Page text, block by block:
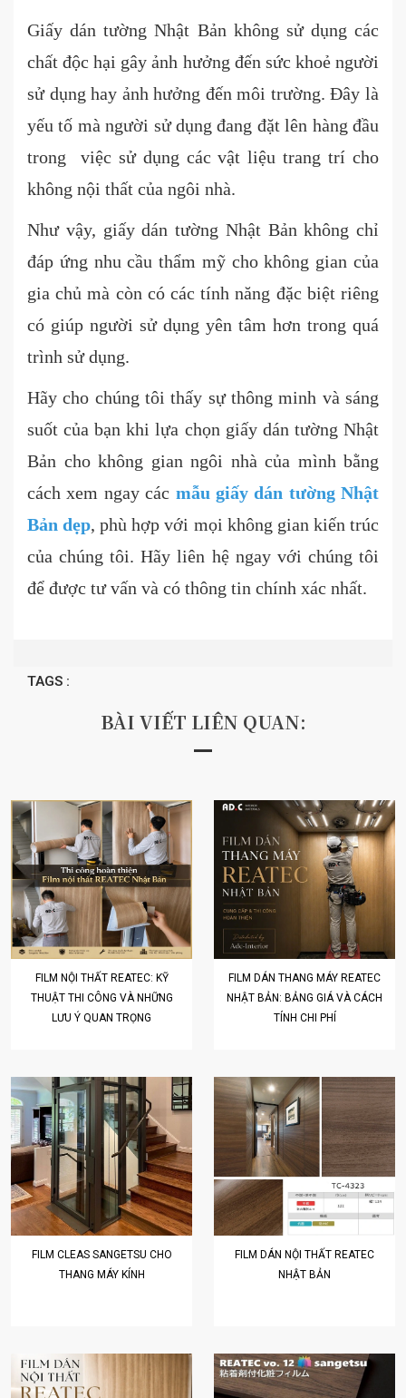
Giấy dán tường Nhật Bản không sử dụng các
chất độc hại gây ảnh hưởng đến sức khoẻ người
sử dụng hay ảnh hưởng đến môi trường. Đây là
yếu tố mà người sử dụng đang đặt lên hàng đầu
trong việc sử dụng các vật liệu trang trí cho
không nội thất của ngôi nhà.
Như vậy, giấy dán tường Nhật Bản không chỉ
đáp ứng nhu cầu thẩm mỹ cho không gian của
gia chủ mà còn có các tính năng đặc biệt riêng
có giúp người sử dụng yên tâm hơn trong quá
trình sử dụng.
Hãy cho chúng tôi thấy sự thông minh và sáng
suốt của bạn khi lựa chọn giấy dán tường Nhật
Bản cho không gian ngôi nhà của mình bằng
cách xem ngay các mẫu giấy dán tường Nhật
Bản dẹp, phù hợp với mọi không gian kiến trúc
của chúng tôi. Hãy liên hệ ngay với chúng tôi
để được tư vấn và có thông tin chính xác nhất.
TAGS :
BÀI VIẾT LIÊN QUAN:
FILM NỘI THẤT REATEC: KỸ
THUẬT THI CÔNG VÀ NHỮNG
LƯU Ý QUAN TRỌNG
FILM DÁN THANG MÁY REATEC
NHẬT BẢN: BẢNG GIÁ VÀ CÁCH
TÍNH CHI PHÍ
FILM CLEAS SANGETSU CHO
THANG MÁY KÍNH
FILM DÁN NỘI THẤT REATEC
NHẬT BẢN